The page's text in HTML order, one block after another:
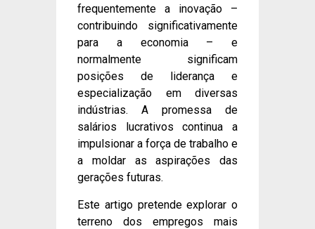
frequentemente a inovação –
contribuindo significativamente
para a economia – e
normalmente significam
posições de liderança e
especialização em diversas
indústrias. A promessa de
salários lucrativos continua a
impulsionar a força de trabalho e
a moldar as aspirações das
gerações futuras.
Este artigo pretende explorar o
terreno dos empregos mais